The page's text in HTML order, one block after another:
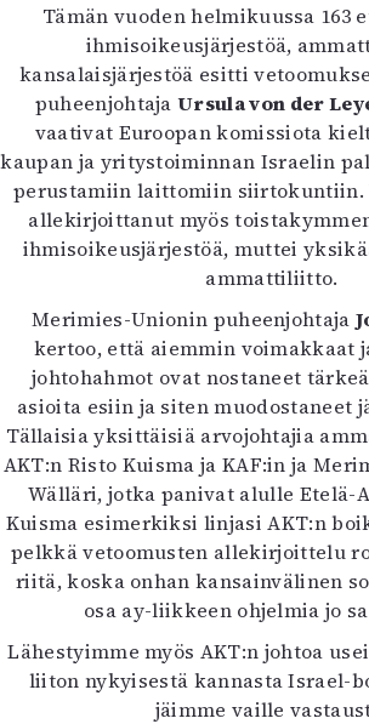
Tämän vuoden helmikuussa 163
ihmisoikeusjärjestöä,
kansalaisjärjestöä esitti
puheenjohtajaUrsula von der
vaativat Euroopan komissiota
kaupan ja yritystoiminnan Israelin
perustamiin laittomiin siirtokuntiin.
allekirjoittanut myös
ihmisoikeusjärjestöä, muttei
ammattiliitto.
Merimies-Unionin puheenjohtaja
kertoo, että aiemmin voimakkaat
johtohahmot ovat nostaneet
asioita esiin ja siten muodostaneet
Tällaisia yksittäisiä arvojohtajia
AKT:n Risto Kuisma ja KAF:in ja
Wälläri, jotka panivat alulle Etelä-
Kuisma esimerkiksi linjasi AKT:n
pelkkä vetoomusten allekirjoittelu
riitä, koska onhan kansainvälinen
osa ay-liikkeen ohjelmia jo
Lähestyimme myös AKT:n johtoa
liiton nykyisestä kannasta Israel-
jäimme vaille